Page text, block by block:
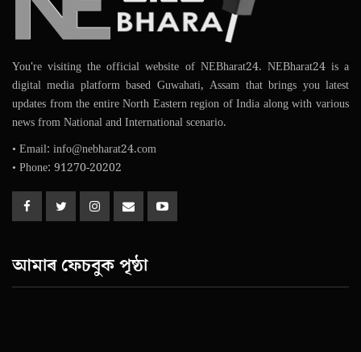
You're visiting the official website of NEBharat24. NEBharat24 is a
digital media platform based Guwahati, Assam that brings you latest
updates from the entire North Eastern region of India along with various
news from National and International scenario.
• Email: info@nebharat24.com
• Phone: 91270-20202
আমাৰ ফেচবুক পৃষ্ঠা